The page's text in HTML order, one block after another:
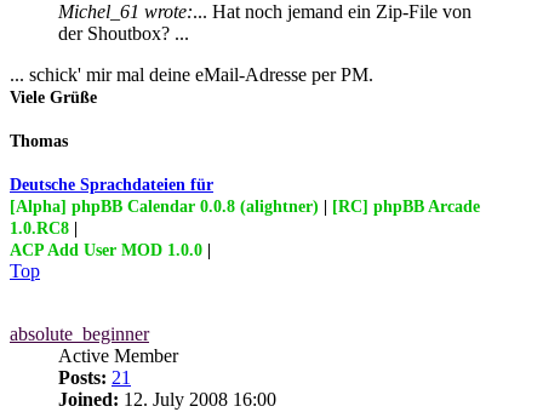
Michel_61 wrote:... Hat noch jemand ein Zip-File von
der Shoutbox? ...
... schick' mir mal deine eMail-Adresse per PM.
Viele Grüße
Thomas
Deutsche Sprachdateien für
[Alpha] phpBB Calendar 0.0.8 (alightner)
[RC] phpBB Arcade
1.0.RC8
ACP Add User MOD 1.0.0
Top
absolute_beginner
Active Member
Posts: 21
Joined: 12. July 2008 16:00